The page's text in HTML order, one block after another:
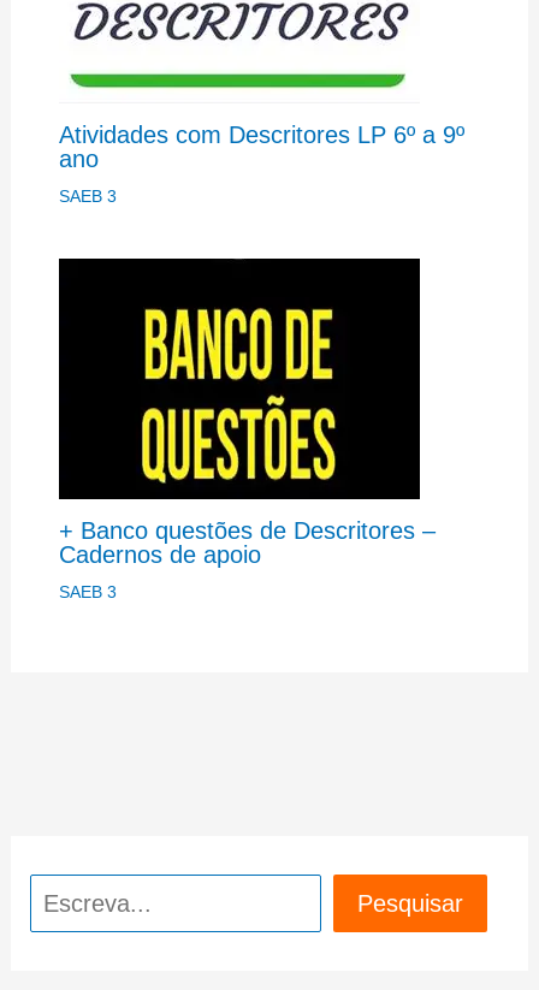
Atividades com Descritores LP 6º a 9º
ano
SAEB 3
+ Banco questões de Descritores –
Cadernos de apoio
SAEB 3
Pesquisar Pesquisar